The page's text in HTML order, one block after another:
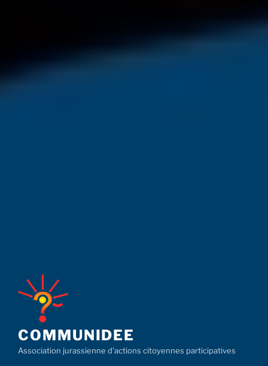
COMMUNIDEE
Association jurassienne d'actions citoyennes participatives